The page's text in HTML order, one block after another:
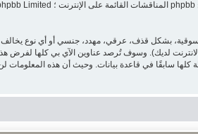
سوقية، بشكل قذف، عرقي، مهدد، جنسي أو أي نوع
لديك). وسوف تُرصد عناوين الآي بي كلها لفرض